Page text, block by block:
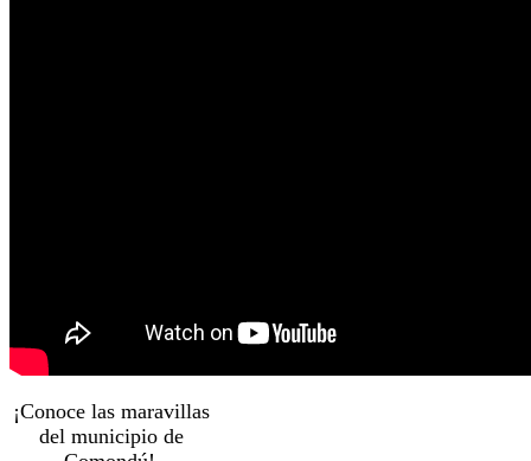
¡Conoce las maravillas
del municipio de